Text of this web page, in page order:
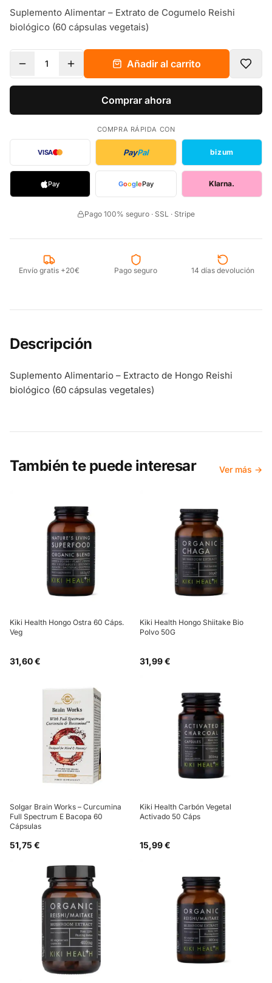
Suplemento Alimentar – Extrato de Cogumelo Reishi
biológico (60 cápsulas vegetais)
1 Añadir al carrito
Comprar ahora
COMPRA RÁPIDA CON
VISA PayPal bizum
Pay GooglePay Klarna.
Pago 100% seguro · SSL · Stripe
Envío gratis +20€ Pago seguro 14 días devolución
Descripción
Suplemento Alimentario – Extracto de Hongo Reishi
biológico (60 cápsulas vegetales)
También te puede interesar Ver más →
Kiki Health Hongo Ostra 60 Cáps.
Veg
31,60 €
Kiki Health Hongo Shiitake Bio
Polvo 50G
31,99 €
Solgar Brain Works – Curcumina
Full Spectrum E Bacopa 60
Cápsulas
51,75 €
Kiki Health Carbón Vegetal
Activado 50 Cáps
15,99 €